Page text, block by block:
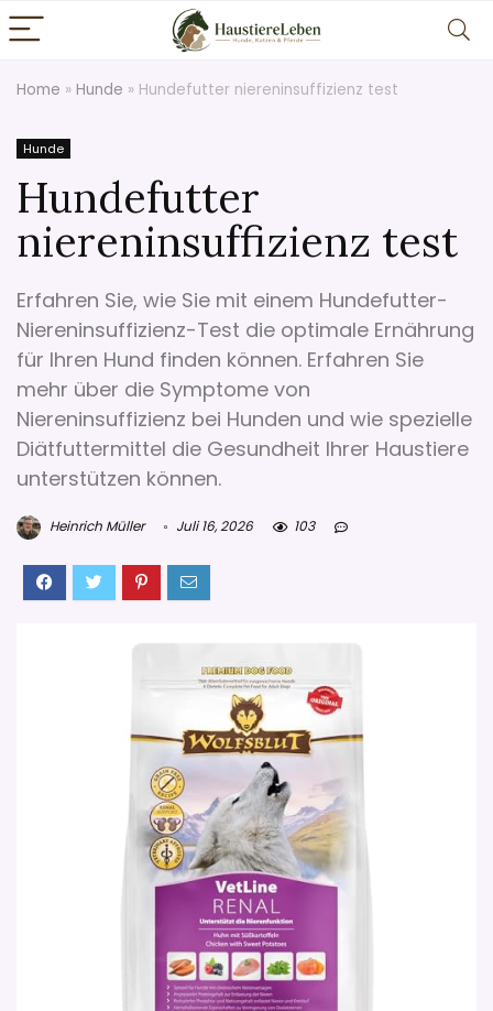
Home » Hunde » Hundefutter niereninsuffizienz test
Hunde
Hundefutter
niereninsuffizienz test
Erfahren Sie, wie Sie mit einem Hundefutter-
Niereninsuffizienz-Test die optimale Ernährung
für Ihren Hund finden können. Erfahren Sie
mehr über die Symptome von
Niereninsuffizienz bei Hunden und wie spezielle
Diätfuttermittel die Gesundheit Ihrer Haustiere
unterstützen können.
Heinrich Müller Juli 16, 2026 103